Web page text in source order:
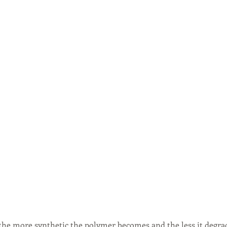
more synthetic the polymer becomes and the less it